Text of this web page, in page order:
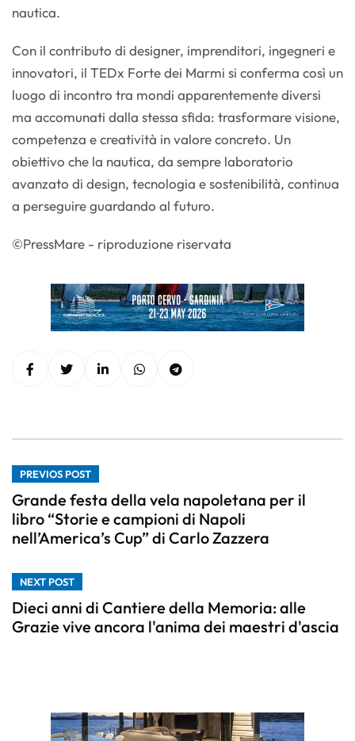
nautica.
Con il contributo di designer, imprenditori, ingegneri e
innovatori, il TEDx Forte dei Marmi si conferma così un
luogo di incontro tra mondi apparentemente diversi
ma accomunati dalla stessa sfida: trasformare visione,
competenza e creatività in valore concreto. Un
obiettivo che la nautica, da sempre laboratorio
avanzato di design, tecnologia e sostenibilità, continua
a perseguire guardando al futuro.
©PressMare - riproduzione riservata
PREVIOS POST
Grande festa della vela napoletana per il
libro “Storie e campioni di Napoli
nell’America’s Cup” di Carlo Zazzera
NEXT POST
Dieci anni di Cantiere della Memoria: alle
Grazie vive ancora l'anima dei maestri d'ascia